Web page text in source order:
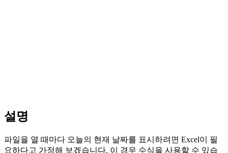
설명
파일을 열 때마다 오늘의 현재 날짜를 표시하려면 Excel이 필
요하다고 가정해 보겠습니다. 이 경우 수식을 사용할 수 있습